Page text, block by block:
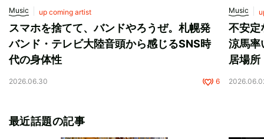
Music up coming artist
スマホを捨てて、バンドやろうぜ。札幌発
バンド・テレビ大陸音頭から感じるSNS時
代の身体性
2026.06.30 6
Music
不安定
涼馬率
居場所
最近話題の記事